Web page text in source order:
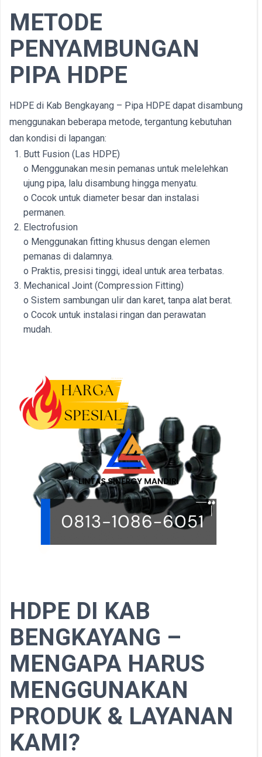
METODE
PENYAMBUNGAN
PIPA HDPE
HDPE di Kab Bengkayang – Pipa HDPE dapat disambung
menggunakan beberapa metode, tergantung kebutuhan
dan kondisi di lapangan:
Butt Fusion (Las HDPE)
o Menggunakan mesin pemanas untuk melelehkan
ujung pipa, lalu disambung hingga menyatu.
o Cocok untuk diameter besar dan instalasi
permanen.
Electrofusion
o Menggunakan fitting khusus dengan elemen
pemanas di dalamnya.
o Praktis, presisi tinggi, ideal untuk area terbatas.
Mechanical Joint (Compression Fitting)
o Sistem sambungan ulir dan karet, tanpa alat berat.
o Cocok untuk instalasi ringan dan perawatan
mudah.
HDPE DI KAB
BENGKAYANG –
MENGAPA HARUS
MENGGUNAKAN
PRODUK & LAYANAN
KAMI?